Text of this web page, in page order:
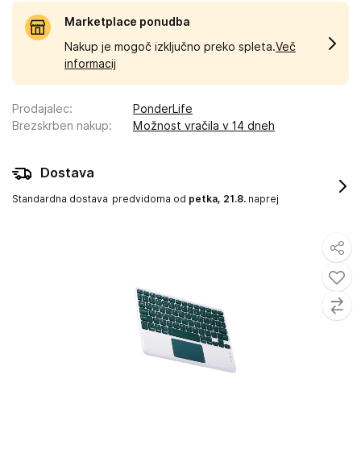
Marketplace ponudba
Nakup je mogoč izključno preko spleta.Več
informacij
Prodajalec:
PonderLife
Brezskrben nakup: Možnost vračila v 14 dneh
Dostava
Standardna dostava predvidoma od petka, 21.8. naprej